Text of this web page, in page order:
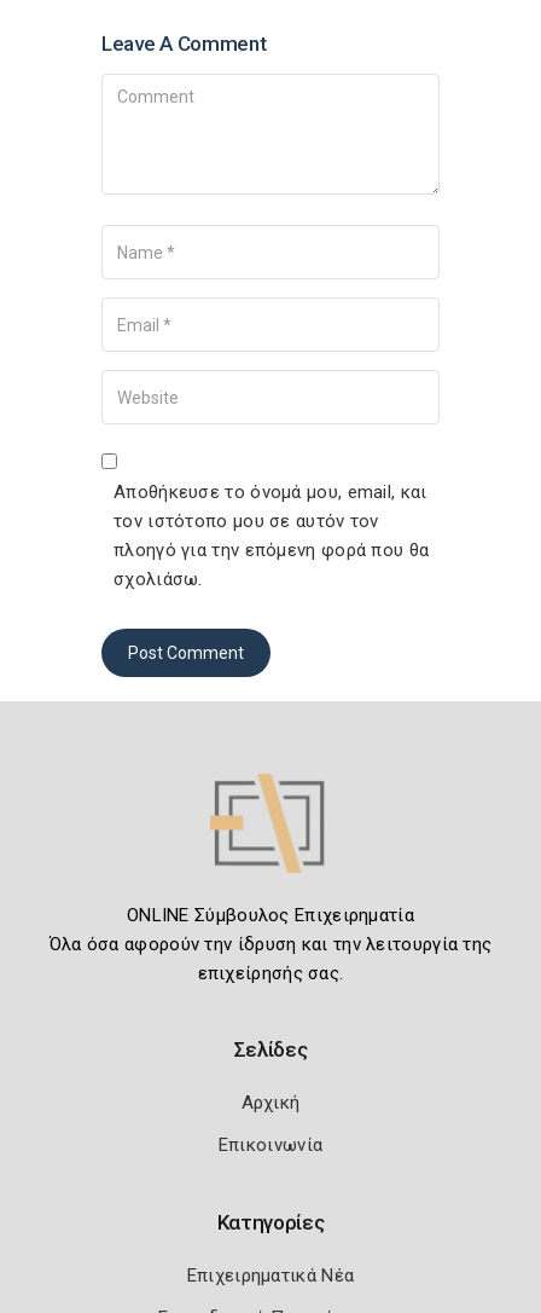
Leave A Comment
Comment
Name
Your Email
Your Website
Αποθήκευσε το όνομά μου, email, και
τον ιστότοπο μου σε αυτόν τον
πλοηγό για την επόμενη φορά που θα
σχολιάσω.
ONLINE Σύμβουλος Επιχειρηματία
Όλα όσα αφορούν την ίδρυση και την λειτουργία της
επιχείρησής σας.
Σελίδες
Αρχική
Επικοινωνία
Κατηγορίες
Επιχειρηματικά Νέα